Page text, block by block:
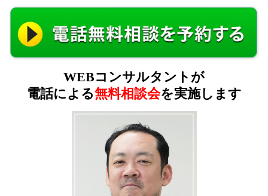
WEBコンサルタントが
電話による無料相談会を実施します